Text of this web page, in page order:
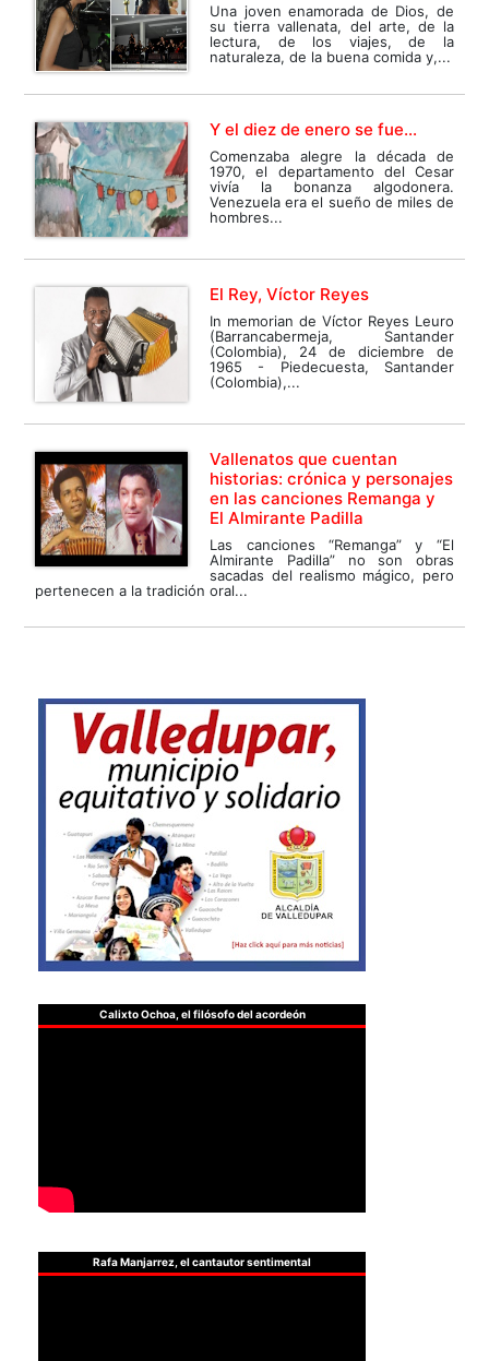
Una joven enamorada de Dios, de
su tierra vallenata, del arte, de la
lectura, de los viajes, de la
naturaleza, de la buena comida y,...
Y el diez de enero se fue…
Comenzaba alegre la década de
1970, el departamento del Cesar
vivía la bonanza algodonera.
Venezuela era el sueño de miles de
hombres...
El Rey, Víctor Reyes
In memorian de Víctor Reyes Leuro
(Barrancabermeja, Santander
(Colombia), 24 de diciembre de
1965 - Piedecuesta, Santander
(Colombia),...
Vallenatos que cuentan
historias: crónica y personajes
en las canciones Remanga y
El Almirante Padilla
Las canciones “Remanga” y “El
Almirante Padilla” no son obras
sacadas del realismo mágico, pero
pertenecen a la tradición oral...
Calixto Ochoa, el filósofo del acordeón
Rafa Manjarrez, el cantautor sentimental